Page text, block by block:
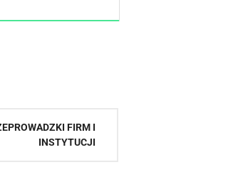
FIRM I
INSTYTUCJI